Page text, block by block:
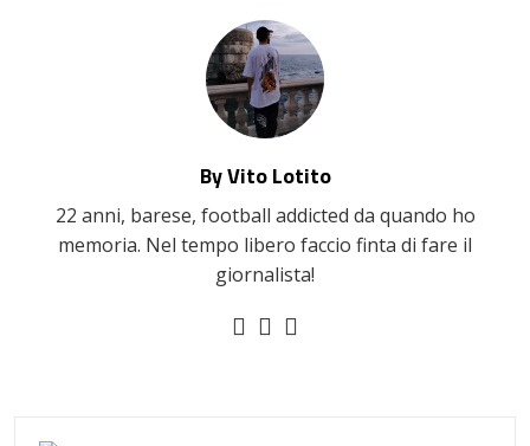
By Vito Lotito
22 anni, barese, football addicted da quando ho
memoria. Nel tempo libero faccio finta di fare il
giornalista!